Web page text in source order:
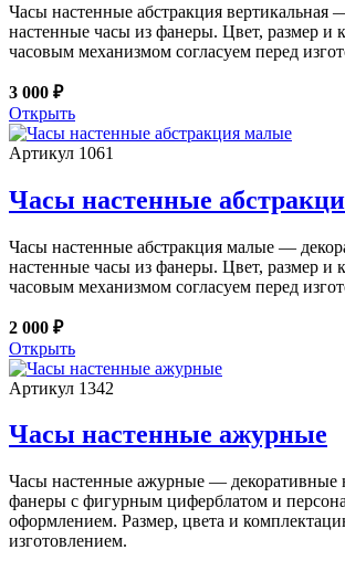
Часы настенные абстракция вертикальная
настенные часы из фанеры. Цвет, размер и
часовым механизмом согласуем перед
3 000 ₽
Открыть
Артикул 1061
Часы настенные
Часы настенные абстракция малые —
настенные часы из фанеры. Цвет, размер и
часовым механизмом согласуем перед
2 000 ₽
Открыть
Артикул 1342
Часы настенные ажурные
Часы настенные ажурные — декоративные
фанеры с фигурным циферблатом и
оформлением. Размер, цвета и
изготовлением.